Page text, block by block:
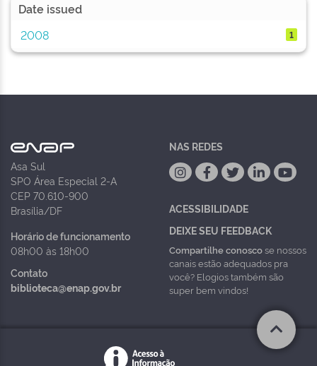
Date issued
2008
1
Asa Sul
SPO Área Especial 2-A
CEP 70.610-900
Brasília/DF
Horário de funcionamento
08h00 às 18h00
Contato
biblioteca@enap.gov.br
NAS REDES
ACESSIBILIDADE
DEIXE SEU FEEDBACK
Compartilhe conoscose nossos
canais estão adequados pra
você? Elogios também são
super bem vindos!